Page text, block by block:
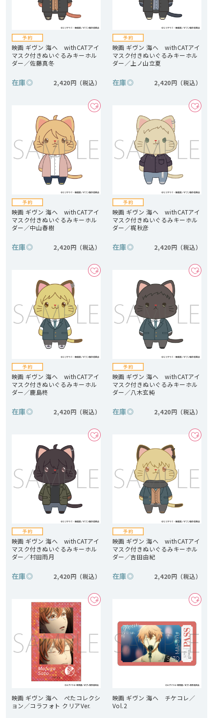
映画 ギヴン 海へ withCATアイ
マスク付きぬいぐるみキーホル
ダー／佐藤真冬
在庫◎ 2,420円
映画 ギヴン 海へ withCATアイ
マスク付きぬいぐるみキーホル
ダー／上ノ山立夏
在庫◎ 2,420円
映画 ギヴン 海へ withCATアイ
マスク付きぬいぐるみキーホル
ダー／中山春樹
在庫◎ 2,420円
映画 ギヴン 海へ withCATアイ
マスク付きぬいぐるみキーホル
ダー／梶秋彦
在庫◎ 2,420円
映画 ギヴン 海へ withCATアイ
マスク付きぬいぐるみキーホル
ダー／鹿島柊
在庫◎ 2,420円
映画 ギヴン 海へ withCATアイ
マスク付きぬいぐるみキーホル
ダー／八木玄純
在庫◎ 2,420円
映画 ギヴン 海へ withCATアイ
マスク付きぬいぐるみキーホル
ダー／村田雨月
在庫◎ 2,420円
映画 ギヴン 海へ withCATアイ
マスク付きぬいぐるみキーホル
ダー／吉田由紀
在庫◎ 2,420円
映画 ギヴン 海へ ぺたコレクシ
ョン／コラフォト クリアVer.
映画 ギヴン 海へ チケコレ／
Vol.2